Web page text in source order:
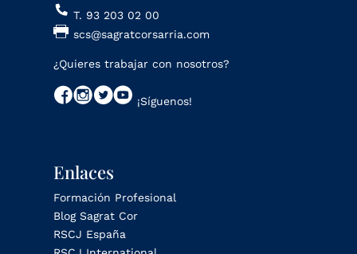
T. 93 203 02 00
scs@sagratcorsarria.com
¿Quieres trabajar con nosotros?
¡Síguenos!
Enlaces
Formación Profesional
Blog Sagrat Cor
RSCJ España